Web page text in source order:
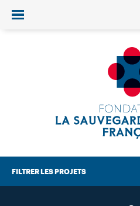
Ouvrir/fermer le menu
FILTRER LES PROJETS